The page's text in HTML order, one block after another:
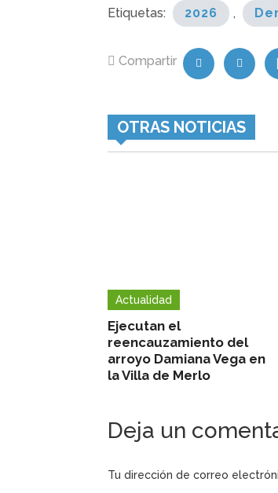
Etiquetas: 2026 ,
Compartir
OTRAS NOTICIAS
Actualidad
Ejecutan el
reencauzamiento del
arroyo Damiana Vega en
la Villa de Merlo
Deja un
Tu dirección de correo